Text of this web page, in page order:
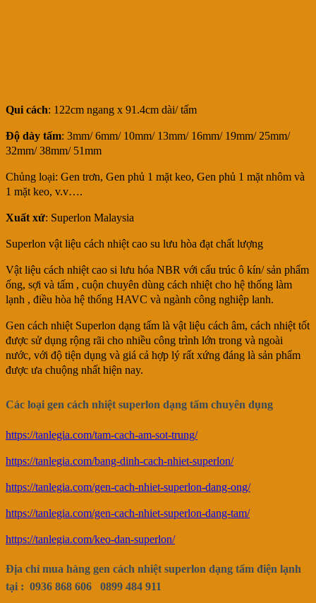
Qui cách: 122cm ngang x 91.4cm dài/ tấm
Độ dày tấm: 3mm/ 6mm/ 10mm/ 13mm/ 16mm/ 19mm/ 25mm/
32mm/ 38mm/ 51mm
Chủng loại: Gen trơn, Gen phủ 1 mặt keo, Gen phủ 1 mặt nhôm và
1 mặt keo, v.v….
Xuất xứ: Superlon Malaysia
Superlon vật liệu cách nhiệt cao su lưu hòa đạt chất lượng
Vật liệu cách nhiệt cao si lưu hóa NBR với cấu trúc ô kín/ sản phẩm
ống, sợi và tấm , cuộn chuyên dùng cách nhiệt cho hệ thống làm
lạnh , điều hòa hệ thống HAVC và ngành công nghiệp lanh.
Gen cách nhiệt Superlon dạng tấm là vật liệu cách âm, cách nhiệt tốt
được sử dụng rộng rãi cho nhiều công trình lớn trong và ngoài
nước, với độ tiện dụng và giá cả hợp lý rất xứng đáng là sản phẩm
được ưa chuộng nhất hiện nay.
Các loại gen cách nhiệt superlon dạng tấm chuyên dụng
https://tanlegia.com/tam-cach-am-sot-trung/
https://tanlegia.com/bang-dinh-cach-nhiet-superlon/
https://tanlegia.com/gen-cach-nhiet-superlon-dang-ong/
https://tanlegia.com/gen-cach-nhiet-superlon-dang-tam/
https://tanlegia.com/keo-dan-superlon/
Địa chỉ mua hàng gen cách nhiệt superlon dạng tấm điện lạnh
tại : 0936 868 606 0899 484 911